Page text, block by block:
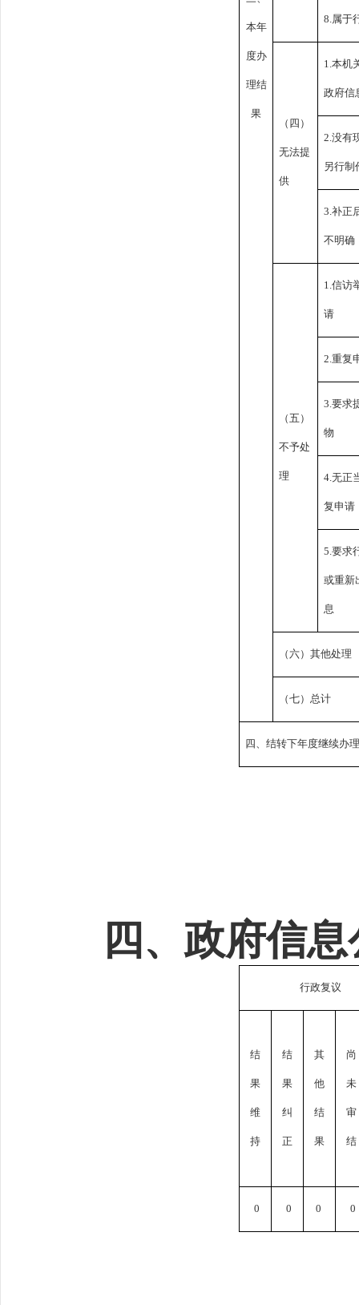
本年
度办
理结
果
8.属于
（四）
无法提
供
1.本机
政府信
2.没有
另行制
3.补正
不明确
（五）
不予处
理
1.信访
请
2.重复
3.要求
物
4.无正
复申请
5.要求
或重新
息
（六）其他处理
（七）总计
四、结转下年度继续办
四、政府信
行政复议
结
果
维
持
结
果
纠
正
其
他
结
果
尚
未
审
结
0 0 0 0